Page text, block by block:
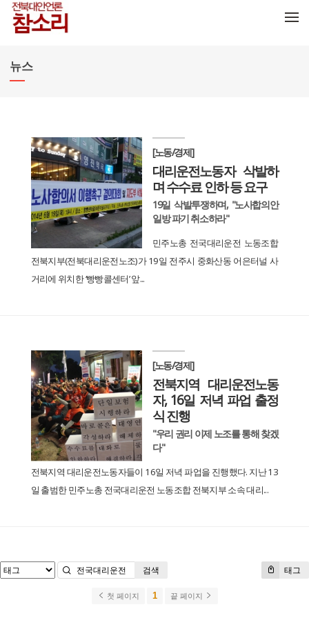
뉴스
[노동/경제]
대리운전노동자 삭발하
며 수수료 인하 등 요구
19일 삭발투쟁하며, "노사합의안
일방 파기 취소하라"
민주노총 전국대리운전 노동조합
전북지부(전북대리운전노조)가 19일 전주시 중화산동 어은터널 사
거리에 위치한 ‘빵빵콜센터’ 앞...
[노동/경제]
전북지역 대리운전노동
자, 16일 저녁 파업 출정
식 진행
"우리 권리 이제 노조를 통해 찾겠
다"
전북지역 대리운전노동자들이 16일 저녁 파업을 진행했다. 지난 13
일 출범한 민주노총 전국대리운전 노동조합 전북지부 소속 대리...
태그
검색
첫 페이지 1 끝 페이지